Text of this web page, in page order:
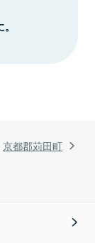
京都郡苅田町